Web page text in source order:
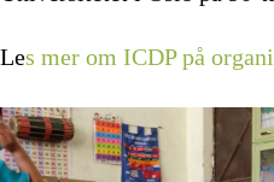
Les mer om ICDP på